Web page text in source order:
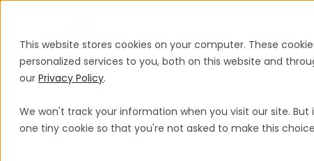
This website stores cookies on your computer. These
personalized services to you, both on this website and
our Privacy Policy.
We won't track your information when you visit our site.
one tiny cookie so that you're not asked to make this